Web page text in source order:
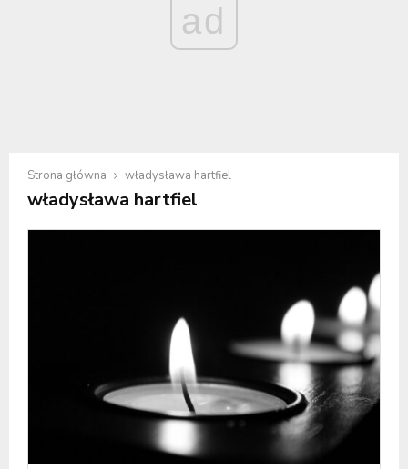
ad
Strona główna władysława hartfiel
władysława hartfiel